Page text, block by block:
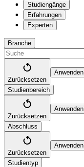
Studiengänge
Erfahrungen
Experten
Branche
Zurücksetzen
Anwenden
Studienbereich
Zurücksetzen
Anwenden
Abschluss
Zurücksetzen
Anwenden
Studientyp